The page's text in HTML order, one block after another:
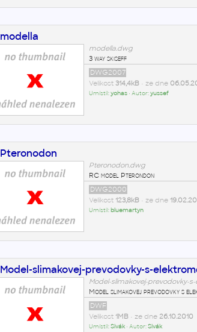
modella
modella.dwg
3 way skiseff
DWG2007
Velikost 314,4kB• ze dne
Umístil:yohas• Autor:yussef
Pteronodon
Pteronodon.dwg
RC model Pterondon
DWG2000
Velikost 123,8kB• ze dne
Umístil: bluemartyn
Model-slimakovej-prevodovky-s-
Model-slimakovej-prevodovky-
Model slimakovej prevodovky s
DWF
Velikost 1MB• ze dne 26.10.2010
Umístil:Sivák• Autor:Sivák